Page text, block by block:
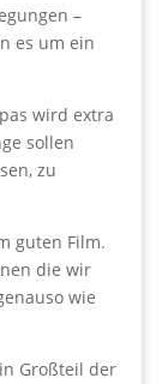
–
es um ein
wird extra
sollen
zu
guten Film.
die wir
wie
Großteil der